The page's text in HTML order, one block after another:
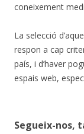
coneixement
La selecció
respon a cap
país, i d’haver
espais web,
Segueix-nos,